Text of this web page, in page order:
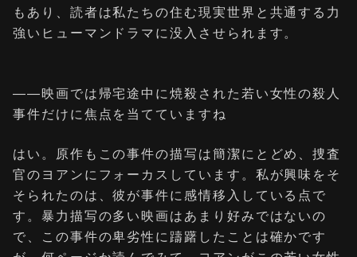
もあり、読者は私たちの住む現実世界と共通する力
強いヒューマンドラマに没入させられます。
――映画では帰宅途中に焼殺された若い女性の殺人
事件だけに焦点を当てていますね
はい。原作もこの事件の描写は簡潔にとどめ、捜査
官のヨアンにフォーカスしています。私が興味をそ
そられたのは、彼が事件に感情移入している点で
す。暴力描写の多い映画はあまり好みではないの
で、この事件の卑劣性に躊躇したことは確かです